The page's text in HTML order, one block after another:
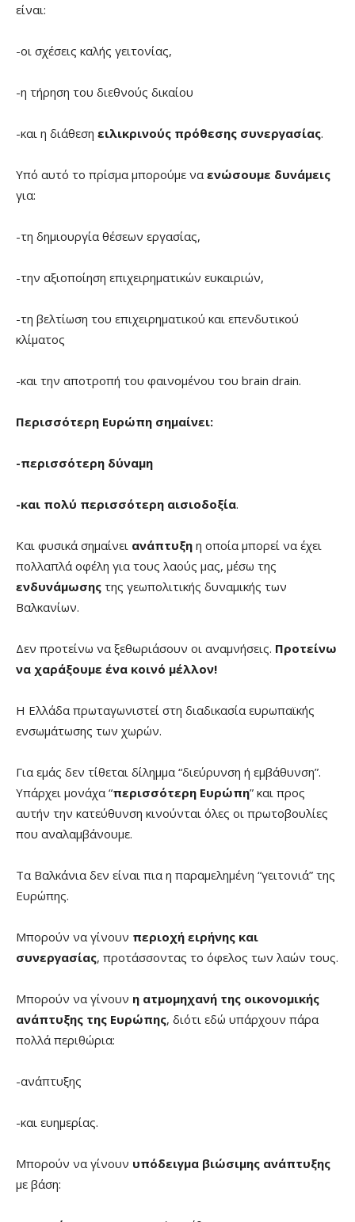
είναι:
-οι σχέσεις καλής γειτονίας,
-η τήρηση του διεθνούς δικαίου
-και η διάθεση ειλικρινούς πρόθεσης συνεργασίας.
Υπό αυτό το πρίσμα μπορούμε να ενώσουμε δυνάμεις
για:
-τη δημιουργία θέσεων εργασίας,
-την αξιοποίηση επιχειρηματικών ευκαιριών,
-τη βελτίωση του επιχειρηματικού και επενδυτικού
κλίματος
-και την αποτροπή του φαινομένου του brain drain.
Περισσότερη Ευρώπη σημαίνει:
-περισσότερη δύναμη
-και πολύ περισσότερη αισιοδοξία.
Και φυσικά σημαίνει ανάπτυξη η οποία μπορεί να έχει
πολλαπλά οφέλη για τους λαούς μας, μέσω της
ενδυνάμωσης της γεωπολιτικής δυναμικής των
Βαλκανίων.
Δεν προτείνω να ξεθωριάσουν οι αναμνήσεις. Προτείνω
να χαράξουμε ένα κοινό μέλλον!
Η Ελλάδα πρωταγωνιστεί στη διαδικασία ευρωπαϊκής
ενσωμάτωσης των χωρών.
Για εμάς δεν τίθεται δίλημμα “διεύρυνση ή εμβάθυνση”.
Υπάρχει μονάχα “περισσότερη Ευρώπη” και προς
αυτήν την κατεύθυνση κινούνται όλες οι πρωτοβουλίες
που αναλαμβάνουμε.
Τα Βαλκάνια δεν είναι πια η παραμελημένη “γειτονιά” της
Ευρώπης.
Μπορούν να γίνουν περιοχή ειρήνης και
συνεργασίας, προτάσσοντας το όφελος των λαών τους.
Μπορούν να γίνουν η ατμομηχανή της οικονομικής
ανάπτυξης της Ευρώπης, διότι εδώ υπάρχουν πάρα
πολλά περιθώρια:
-ανάπτυξης
-και ευημερίας.
Μπορούν να γίνουν υπόδειγμα βιώσιμης ανάπτυξης
με βάση: